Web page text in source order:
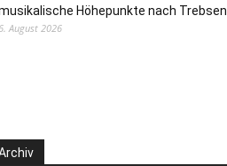
Höhepunkte nach Trebsen
6. August 2026